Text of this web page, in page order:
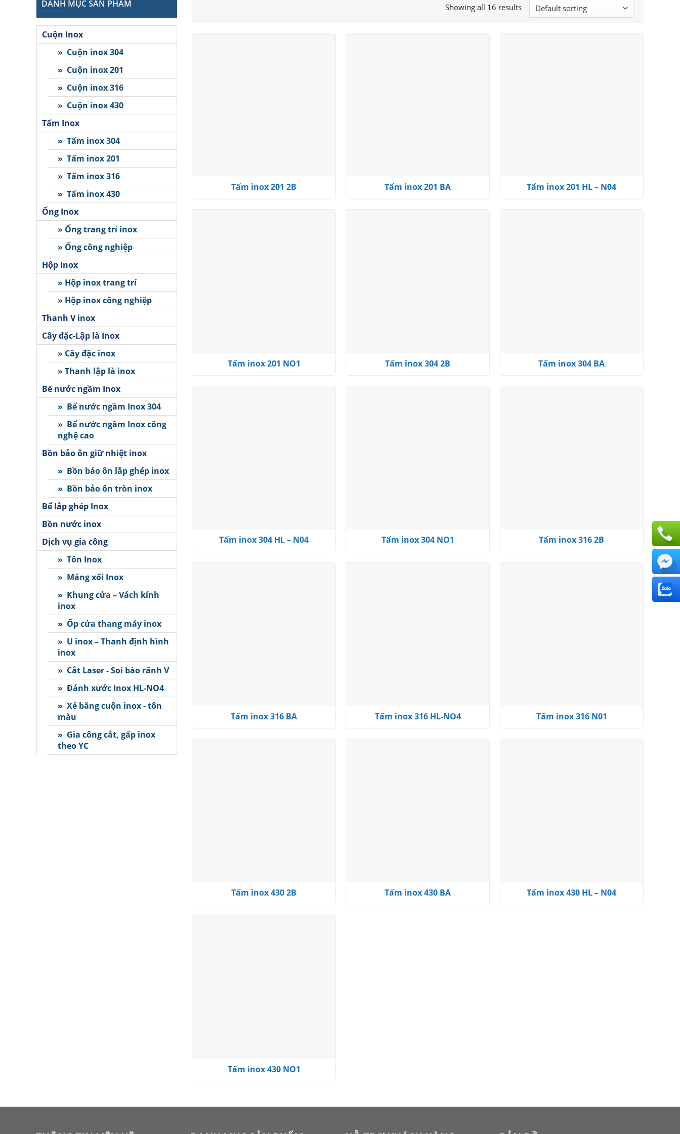
DANH MỤC SẢN PHẨM
Cuộn Inox
» Cuộn inox 304
» Cuộn inox 201
» Cuộn inox 316
» Cuộn inox 430
Tấm Inox
» Tấm inox 304
» Tấm inox 201
» Tấm inox 316
» Tấm inox 430
Ống Inox
» Ống trang trí inox
» Ống công nghiệp
Hộp Inox
» Hộp inox trang trí
» Hộp inox công nghiệp
Thanh V inox
Cây đặc-Lập là Inox
» Cây đặc inox
» Thanh lập là inox
Bể nước ngầm Inox
» Bể nước ngầm Inox 304
» Bể nước ngầm Inox công
nghệ cao
Bồn bảo ôn giữ nhiệt inox
» Bồn bảo ôn lắp ghép inox
» Bồn bảo ôn tròn inox
Bể lắp ghép Inox
Bồn nước inox
Dịch vụ gia công
» Tôn Inox
» Máng xối Inox
» Khung cửa – Vách kính
inox
» Ốp cửa thang máy inox
» U inox – Thanh định hình
inox
» Cắt Laser - Soi bào rãnh V
» Đánh xước Inox HL-NO4
» Xẻ băng cuộn inox - tôn
màu
» Gia công cắt, gấp inox
theo YC
Showing all 16 results
Tấm inox 201 2B Tấm inox 201 BA Tấm inox 201 HL – N04
Tấm inox 201 NO1 Tấm inox 304 2B Tấm inox 304 BA
Tấm inox 304 HL – N04 Tấm inox 304 NO1 Tấm inox 316 2B
Tấm inox 316 BA Tấm inox 316 HL-NO4 Tấm inox 316 N01
Tấm inox 430 2B Tấm inox 430 BA Tấm inox 430 HL – N04
Tấm inox 430 NO1